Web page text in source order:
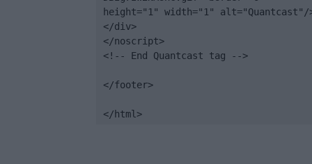
height="1" width="1" alt="Quantcast"/
</div>
</noscript>
<!-- End Quantcast tag -->
</footer>
</html>